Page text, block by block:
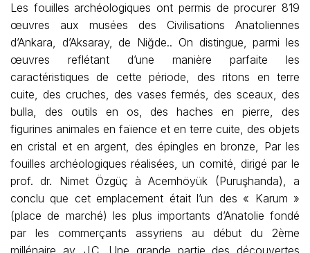
Les fouilles archéologiques ont permis de procurer 819
œuvres aux musées des Civilisations Anatoliennes
d’Ankara, d’Aksaray, de Niğde.. On distingue, parmi les
œuvres reflétant d’une manière parfaite les
caractéristiques de cette période, des ritons en terre
cuite, des cruches, des vases fermés, des sceaux, des
bulla, des outils en os, des haches en pierre, des
figurines animales en faïence et en terre cuite, des objets
en cristal et en argent, des épingles en bronze, Par les
fouilles archéologiques réalisées, un comité, dirigé par le
prof. dr. Nimet Özgüç à Acemhöyük (Puruşhanda), a
conclu que cet emplacement était l’un des « Karum »
(place de marché) les plus importants d’Anatolie fondé
par les commerçants assyriens au début du 2ème